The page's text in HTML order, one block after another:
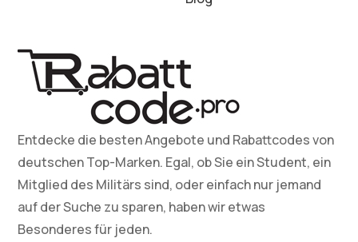
Entdecke die besten Angebote und Rabattcodes von
deutschen Top-Marken. Egal, ob Sie ein Student, ein
Mitglied des Militärs sind, oder einfach nur jemand
auf der Suche zu sparen, haben wir etwas
Besonderes für jeden.